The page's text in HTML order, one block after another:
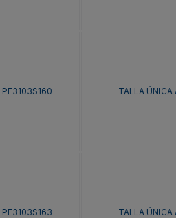
PF3103S160 TALLA ÚNICA
PF3103S163 TALLA ÚNICA